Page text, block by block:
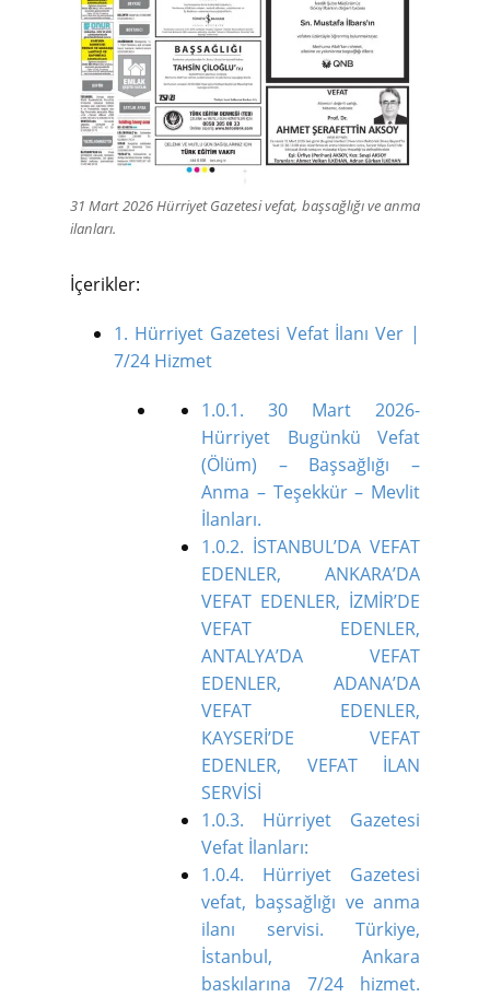
31 Mart 2026 Hürriyet Gazetesi vefat, başsağlığı ve anma
ilanları.
İçerikler:
1. Hürriyet Gazetesi Vefat İlanı Ver |
7/24 Hizmet
1.0.1. 30 Mart 2026-
Hürriyet Bugünkü Vefat
(Ölüm) – Başsağlığı –
Anma – Teşekkür – Mevlit
İlanları.
1.0.2. İSTANBUL’DA VEFAT
EDENLER, ANKARA’DA
VEFAT EDENLER, İZMİR’DE
VEFAT EDENLER,
ANTALYA’DA VEFAT
EDENLER, ADANA’DA
VEFAT EDENLER,
KAYSERİ’DE VEFAT
EDENLER, VEFAT İLAN
SERVİSİ
1.0.3. Hürriyet Gazetesi
Vefat İlanları:
1.0.4. Hürriyet Gazetesi
vefat, başsağlığı ve anma
ilanı servisi. Türkiye,
İstanbul, Ankara
baskılarına 7/24 hizmet.